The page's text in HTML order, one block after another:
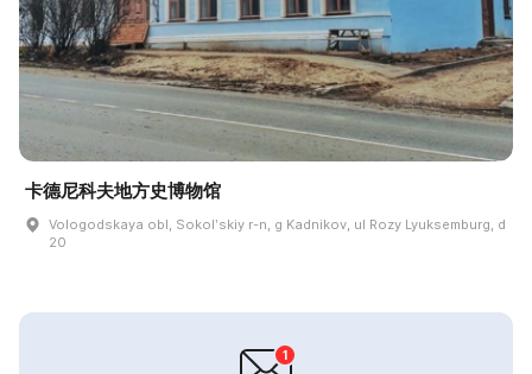
卡德尼科夫地方史博物馆
Vologodskaya obl, Sokolʹskiy r-n, g Kadnikov, ul Rozy Lyuksemburg, d
20